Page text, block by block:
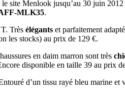
le site Menlook jusqu’au 30 juin
MLK35.
Très élégants et parfaitement
les stocks) au prix de 129 €.
en daim marron sont très
disponible en taille 39 au prix
d’un tissu rayé bleu marine